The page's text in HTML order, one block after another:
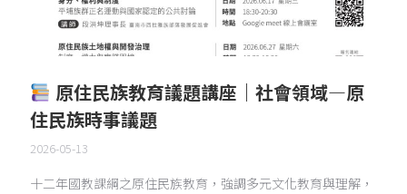
原住民族教育議題講座｜社會領域—原
住民族時事議題
2026-05-13
十二年國教課綱之原住民族教育，強調多元文化教育與理解，